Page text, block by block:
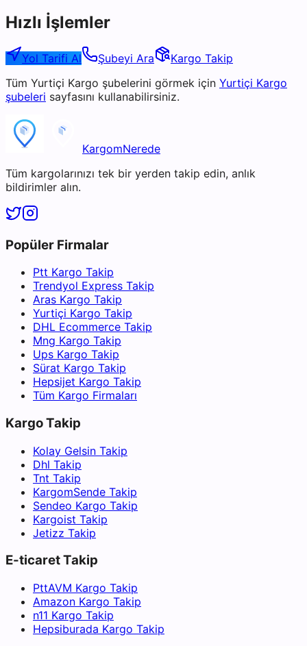
Hızlı İşlemler
Yol Tarifi Al Şubeyi Ara
Kargo Takip
Tüm Yurtiçi Kargo şubelerini görmek için Yurtiçi Kargo
şubeleri sayfasını kullanabilirsiniz.
KargomNerede
Tüm kargolarınızı tek bir yerden takip edin, anlık
bildirimler alın.
Popüler Firmalar
Ptt Kargo Takip
Trendyol Express Takip
Aras Kargo Takip
Yurtiçi Kargo Takip
DHL Ecommerce Takip
Mng Kargo Takip
Ups Kargo Takip
Sürat Kargo Takip
Hepsijet Kargo Takip
Tüm Kargo Firmaları
Kargo Takip
Kolay Gelsin Takip
Dhl Takip
Tnt Takip
KargomSende Takip
Sendeo Kargo Takip
Kargoist Takip
Jetizz Takip
E-ticaret Takip
PttAVM Kargo Takip
Amazon Kargo Takip
n11 Kargo Takip
Hepsiburada Kargo Takip